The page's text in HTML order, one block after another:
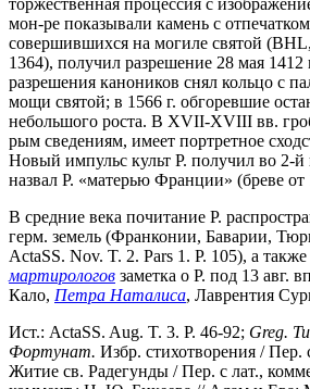
торжественная процессия с
мон-ре показывали камень с
совершившихся на могиле святой
1364), получил разрешение 28 мая
разрешения каноников снял кольцо с
мощи святой; в 1566 г. обгоревшие
небольшого роста. В XVII-XVIII вв.
рым сведениям, имеет портретное
Новый импульс культ Р. получил во 2-
назвал Р. «матерью Франции» (бреве
В средние века почитание Р.
герм. земель (Франконии, Баварии,
ActaSS. Nov. T. 2. Pars 1. P. 105), а
мартирологов заметка о Р. под 13 авг.
Кало, Петра Наталиса, Лаврентия
Ист.: ActaSS. Aug. T. 3. P. 46-92; Greg.
Фортунат. Избр. стихотворения /
Житие св. Радегунды / Пер. с лат.,